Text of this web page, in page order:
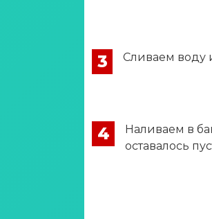
3 Сливаем воду
4
Наливаем в
оставалось